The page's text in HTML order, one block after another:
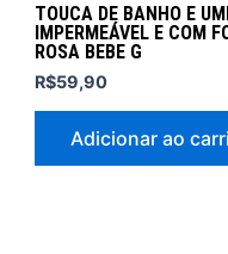
TOUCA DE BANHO E
IMPERMEÁVEL E COM
ROSA BEBE G
R$59,90
Adicionar ao